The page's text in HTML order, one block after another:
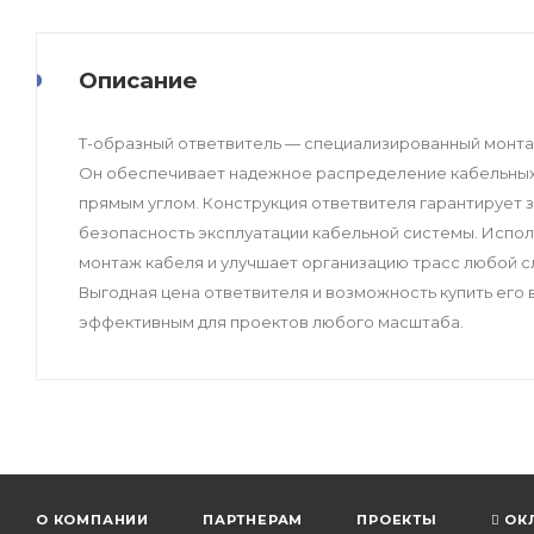
Описание
Т-образный ответвитель — специализированный
Он обеспечивает надежное распределение
прямым углом. Конструкция ответвителя
безопасность эксплуатации кабельной системы.
монтаж кабеля и улучшает организацию трасс любой
Выгодная цена ответвителя и возможность купить
эффективным для проектов любого масштаба.
О КОМПАНИИ ПАРТНЕРАМ ПРОЕКТЫ